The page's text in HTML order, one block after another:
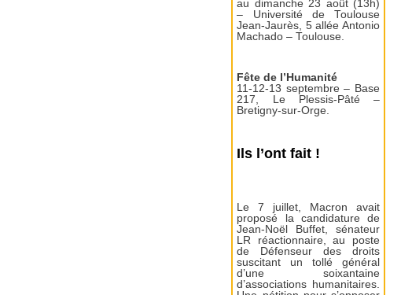
au dimanche 23 août (13h)
– Université de Toulouse
Jean-Jaurès, 5 allée Antonio
Machado – Toulouse.
Fête de l’Humanité
11-12-13 septembre – Base
217, Le Plessis-Pâté –
Bretigny-sur-Orge.
Ils l’ont fait !
Le 7 juillet, Macron avait
proposé la candidature de
Jean-Noël Buffet, sénateur
LR réactionnaire, au poste
de Défenseur des droits
suscitant un tollé général
d’une soixantaine
d’associations humanitaires.